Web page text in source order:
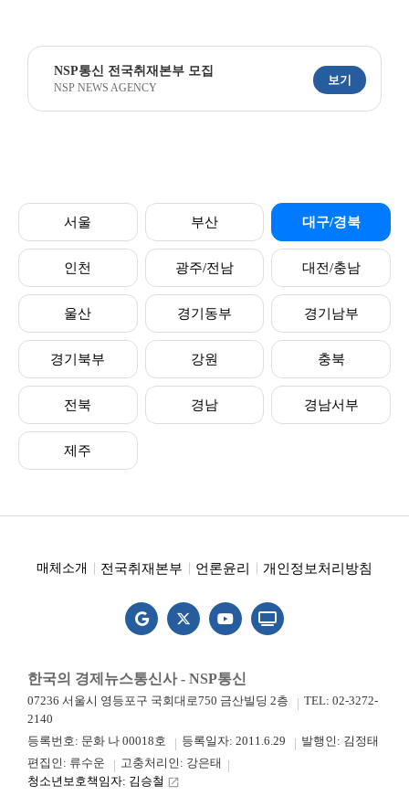
NSP통신 전국취재본부 모집
NSP NEWS AGENCY
보기
서울 부산 대구/경북
인천 광주/전남 대전/충남
울산 경기동부 경기남부
경기북부 강원 충북
전북 경남 경남서부
제주
매체소개 전국취재본부 언론윤리 개인정보처리방침
한국의 경제뉴스통신사 - NSP통신
07236 서울시 영등포구 국회대로750 금산빌딩 2층
TEL: 02-3272-
2140
등록번호: 문화 나 00018호
등록일자: 2011.6.29
발행인: 김정태
편집인: 류수운
고충처리인: 강은태
청소년보호책임자: 김승철 launch